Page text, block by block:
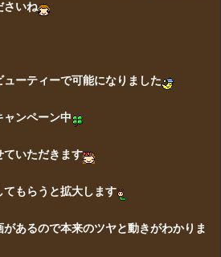
さいね
ーティーで可能になりました
ャンペーン中
ていただきます
もらうと拡大します
あるので本来のツヤと動きがわかりま